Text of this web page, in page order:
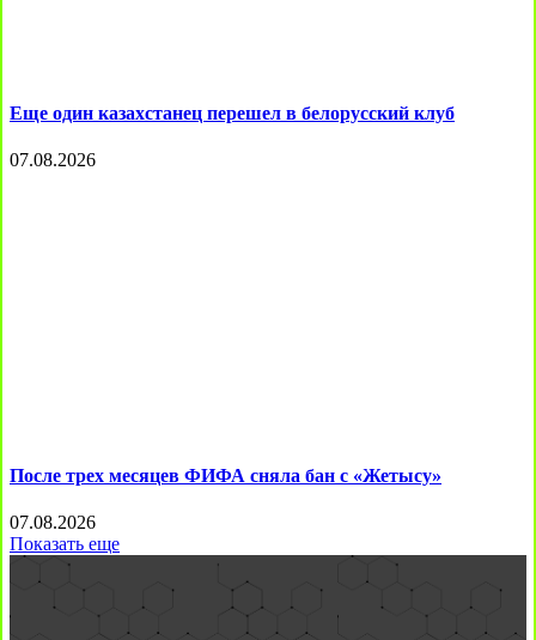
Еще один казахстанец перешел в белорусский клуб
07.08.2026
После трех месяцев ФИФА сняла бан с «Жетысу»
07.08.2026
Показать еще